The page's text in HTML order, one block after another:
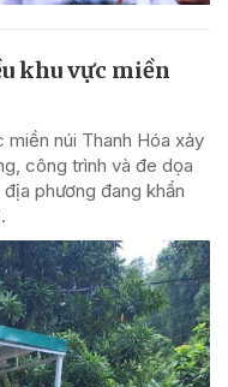
khu vực miền
núi Thanh Hóa xảy
công trình và đe dọa
phương đang khẩn